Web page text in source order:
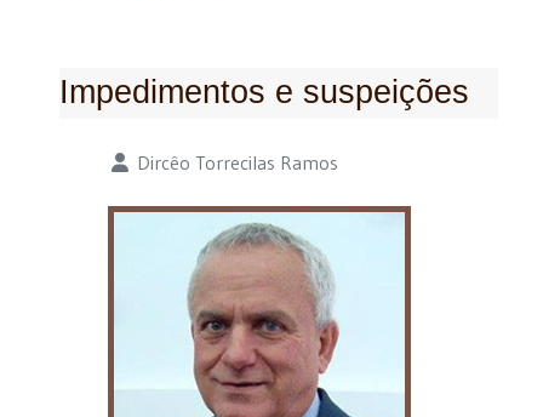
Impedimentos e suspeições
Detalhes Dircêo Torrecilas Ramos